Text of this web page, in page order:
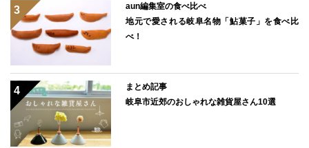
aun編集室の食べ比べ
地元で愛される岐阜名物「鮎菓子」を食べ比
べ！
まとめ記事
岐阜市近郊のおしゃれな雑貨屋さん10選